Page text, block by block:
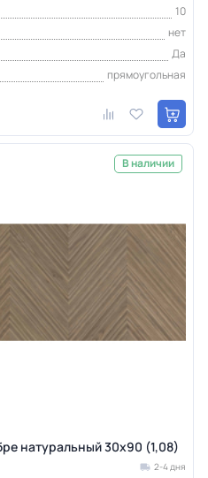
10
нет
Да
прямоугольная
В наличии
натуральный 30x90 (1,08)
2-4 дня